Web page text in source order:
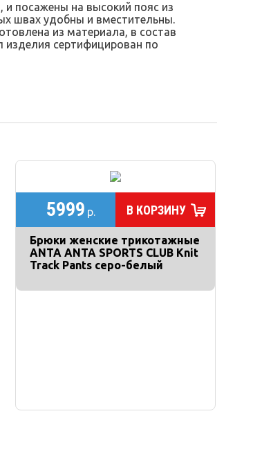
посажены на высокий пояс из
швах удобны и вместительны.
из материала, в состав
изделия сертифицирован по
5999 р. В КОРЗИНУ
Брюки женские трикотажные
ANTA ANTA SPORTS CLUB Knit
Track Pants серо-белый